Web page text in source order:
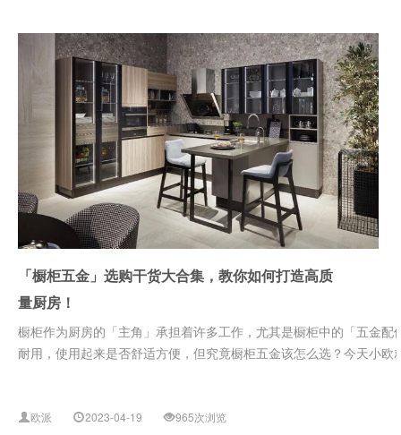
「橱柜五金」选购干货大合集，教你如何打造高质
量厨房！
橱柜作为厨房的「主角」承担着许多工作，尤其是橱柜中的「五金
耐用，使用起来是否舒适方便，但究竟橱柜五金该怎么选？今天小
欧派 2023-04-19 965次浏览